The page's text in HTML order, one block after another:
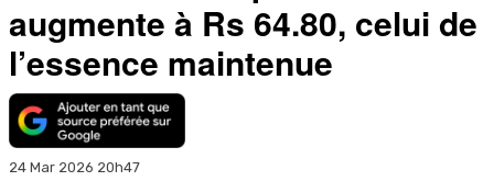
augmente à Rs 64.80, celui de
l’essence maintenue
24 Mar 2026 20h47